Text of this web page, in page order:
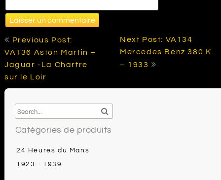
Navigation
Previous Post:
VA136 Aston Martin –
Jaguar -La Chartre
sur le Loir
Next Post: VA134
Mercedes Benz 380 K
– 1933
Catégories de produits
24 Heures du Mans
1923 - 1939